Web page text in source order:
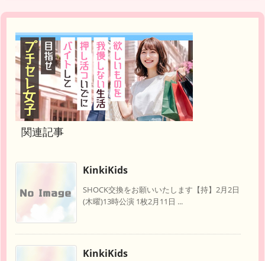
関連記事
KinkiKids
SHOCK交換をお願いいたします【持】2月2日
(木曜)13時公演 1枚2月11日 ...
KinkiKids